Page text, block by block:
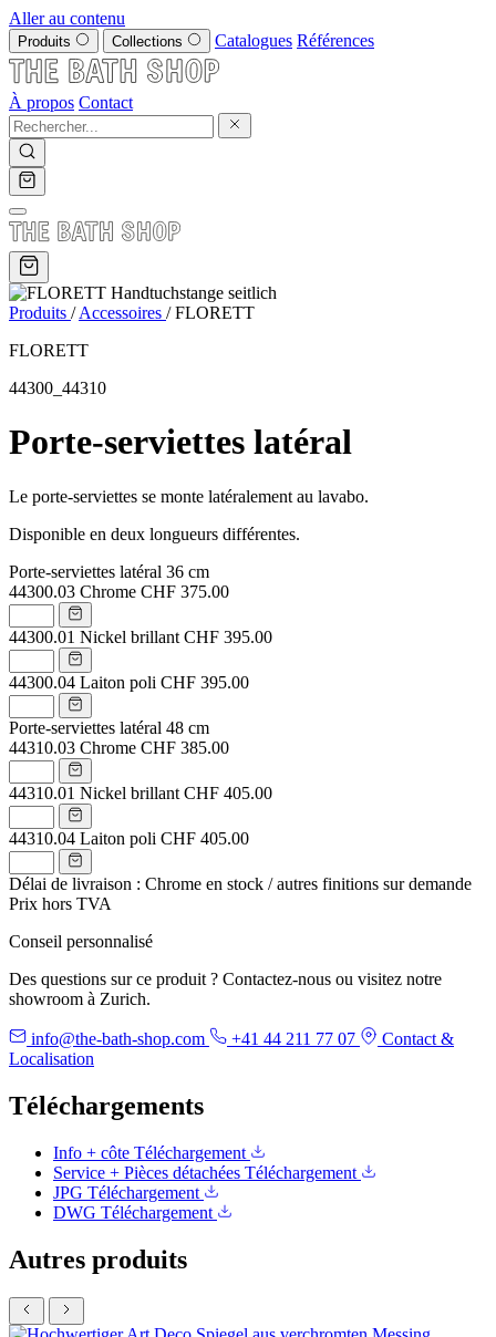
Aller au contenu
Produits Collections Catalogues Références
À propos Contact
Produits / Accessoires / FLORETT
FLORETT
44300_44310
Porte-serviettes latéral
Le porte-serviettes se monte latéralement au lavabo.
Disponible en deux longueurs différentes.
Porte-serviettes latéral 36 cm
44300.03 Chrome CHF 375.00
44300.01 Nickel brillant CHF 395.00
44300.04 Laiton poli CHF 395.00
Porte-serviettes latéral 48 cm
44310.03 Chrome CHF 385.00
44310.01 Nickel brillant CHF 405.00
44310.04 Laiton poli CHF 405.00
Délai de livraison : Chrome en stock / autres finitions sur demande
Prix hors TVA
Conseil personnalisé
Des questions sur ce produit ? Contactez-nous ou visitez notre
showroom à Zurich.
info@the-bath-shop.com +41 44 211 77 07
Contact &
Localisation
Téléchargements
Info + côte Téléchargement
Service + Pièces détachées Téléchargement
JPG Téléchargement
DWG Téléchargement
Autres produits